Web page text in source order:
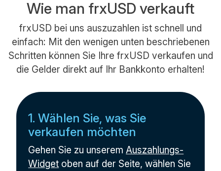
Wie man frxUSD verkauft
frxUSD bei uns auszuzahlen ist schnell und
einfach: Mit den wenigen unten beschriebenen
Schritten können Sie Ihre frxUSD verkaufen und
die Gelder direkt auf Ihr Bankkonto erhalten!
1. Wählen Sie, was Sie
verkaufen möchten
Gehen Sie zu unseremAuszahlungs-
Widget oben auf der Seite, wählen Sie